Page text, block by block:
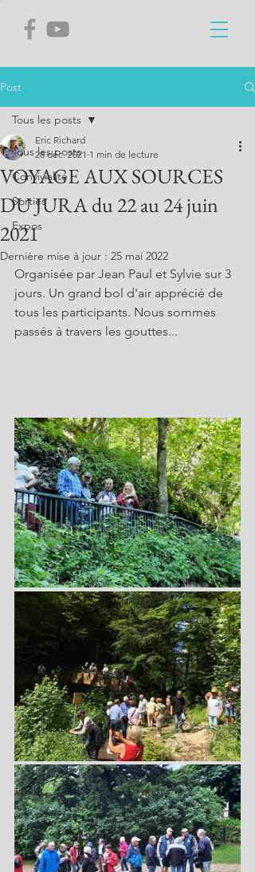
Post
Tous les posts
Convivialité
Sorties
Expos
Tous les posts
VOYAGE AUX SOURCES
DU JURA du 22 au 24 juin
2021
Eric Richard
28 déc. 2021 1 min de lecture
Dernière mise à jour : 25 mai 2022
Organisée par Jean Paul et Sylvie sur 3
jours. Un grand bol d'air apprécié de
tous les participants. Nous sommes
passés à travers les gouttes...